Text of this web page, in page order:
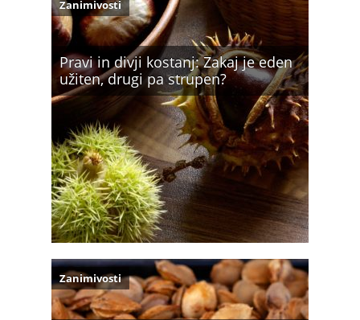
Pravi in divji kostanj: Zakaj je eden
užiten, drugi pa strupen?
Zanimivosti
Zanimivosti